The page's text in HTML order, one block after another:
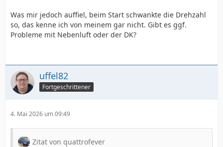
Was mir jedoch auffiel, beim Start schwankte die Drehzahl
so, das kenne ich von meinem gar nicht. Gibt es ggf.
Probleme mit Nebenluft oder der DK?
uffel82
Fortgeschrittener
4. Mai 2026 um 09:49
Zitat von quattrofever